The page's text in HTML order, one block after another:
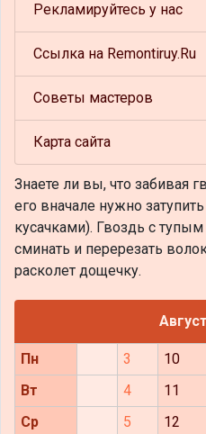
Рекламируйтесь у нас
Ссылка на Remontiruy.Ru
Советы мастеров
Карта сайта
Знаете ли вы, что забивая
его вначале нужно
кусачками). Гвоздь с
сминать и перерезать
расколет дощечку.
Пн 3 10
Вт
4 11
Ср
5 12